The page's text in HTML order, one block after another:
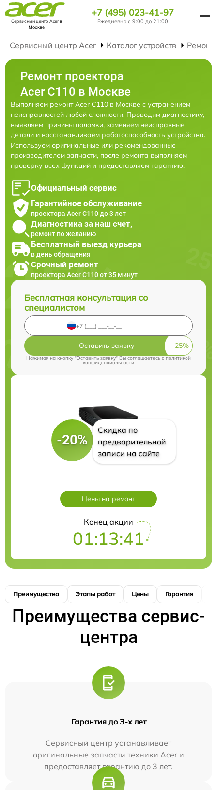
Сервисный центр Acerв
Москве
+7 (495) 023-41-97
Ежедневно с 9:00 до 21:00
Сервисный центр Acer Каталог устройств Ремонт
Ремонт проектора
Acer C110 в Москве
Выполняем ремонт Acer C110 в Москве с устранением
неисправностей любой сложности. Проводим диагностику,
выявляем причины поломки, заменяем неисправные
детали и восстанавливаем работоспособность устройства.
Используем оригинальные или рекомендованные
производителем запчасти, после ремонта выполняем
проверку всех функций и предоставляем гарантию.
Официальный сервис
Гарантийное обслуживание
проектора Acer C110 до 3 лет
Диагностика за наш счет,
ремонт по желанию
Бесплатный выезд курьера
в день обращения
Срочный ремонт
проектора Acer C110 от 35 минут
Бесплатная консультация со
специалистом
Оставить заявку
Нажимая на кнопку "Оставить заявку" Вы соглашаетесь cполитикой
конфиденциальности
-20%
Скидка по
предварительной
записи на сайте
Цены на ремонт
Конец акции
01:13:40
Преимущества Этапы работ Цены Гарантия
Преимущества сервис-
центра
Гарантия до 3-х лет
Сервисный центр устанавливает
оригинальные запчасти техники Acer и
предоставляет гарантию до 3 лет.